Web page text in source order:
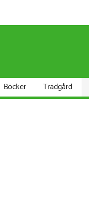
Böcker Trädgård